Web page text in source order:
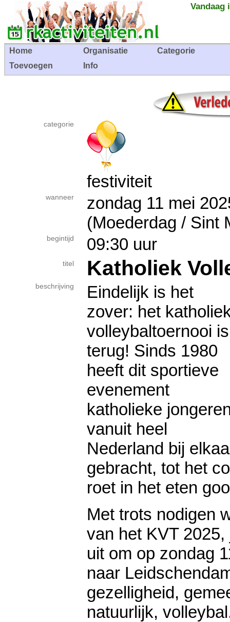
Vandaag
Home Organisatie
Categorie
Toevoegen
Info
categorie
festiviteit
wanneer
zondag 11 mei
(Moederdag / Sint
begintijd 09:30 uur
titel Katholiek
beschrijving
Eindelijk is het
zover: het
volleybaltoernooi is
terug! Sinds 1980
heeft dit sportieve
evenement
katholieke
vanuit heel
Nederland bij
gebracht, tot het
roet in het eten
Met trots nodigen
van het KVT
uit om op zondag
naar
gezelligheid,
natuurlijk,